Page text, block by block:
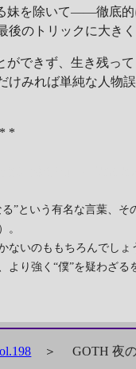
妹を除いて――徹底
のトリックに大きく
ができず、生き残って
みれば単純な人物
*
という有名な言葉、そ
。
いのももちろんでしょ
り強く“僕”を疑わざる
＞ GOTH 夜